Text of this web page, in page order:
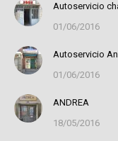
Autoservicio
01/06/2016
Autoservicio
01/06/2016
ANDREA
18/05/2016